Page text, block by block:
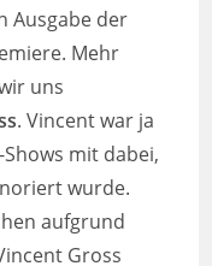
Ausgabe der
Mehr
uns
. Vincent war ja
mit dabei,
wurde.
aufgrund
Gross